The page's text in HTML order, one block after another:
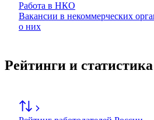
Работа в НКО
Вакансии в некоммерческих
о них
Рейтинги и статистика